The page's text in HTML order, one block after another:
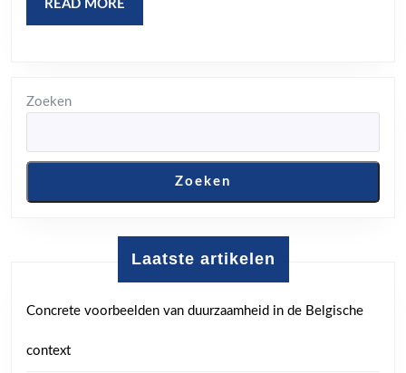
Gang
READ MORE
MORE
Zoeken
Zoeken
Laatste artikelen
Concrete voorbeelden van duurzaamheid in de Belgische
context